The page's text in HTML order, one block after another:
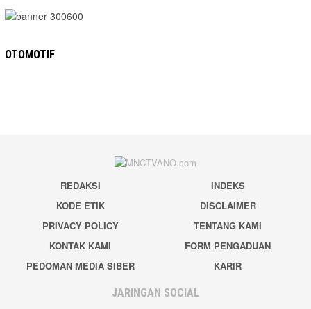
OTOMOTIF
REDAKSI
INDEKS
KODE ETIK
DISCLAIMER
PRIVACY POLICY
TENTANG KAMI
KONTAK KAMI
FORM PENGADUAN
PEDOMAN MEDIA SIBER
KARIR
JARINGAN SOCIAL